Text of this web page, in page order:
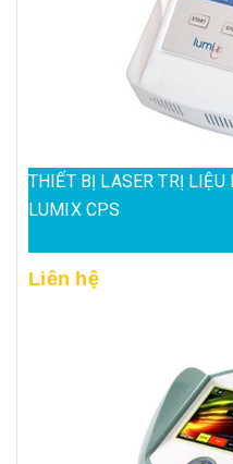
THIẾT BỊ LASER TRỊ LIỆU
LUMIX CPS
Liên hệ